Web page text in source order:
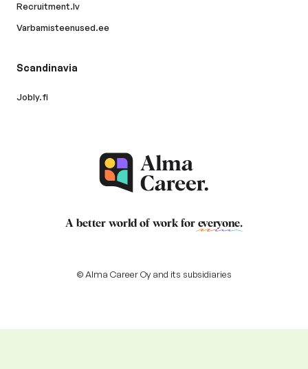
Recruitment.lv
Varbamisteenused.ee
Scandinavia
Jobly.fi
A better world of work for everyone.
© Alma Career Oy and its subsidiaries